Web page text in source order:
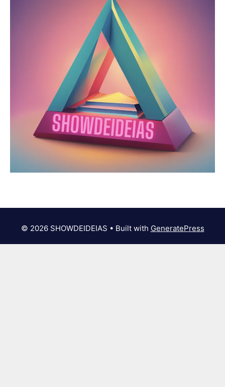
© 2026 SHOWDEIDEIAS • Built with GeneratePress